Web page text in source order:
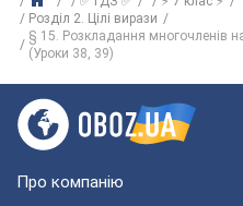
Розділ 2. Цілі вирази
§ 15. Розкладання многочленів
(Уроки 38, 39)
Про компанію